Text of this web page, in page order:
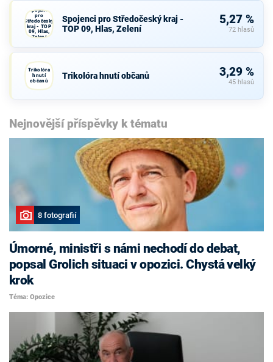
Spojenci
pro
Středočeský
kraj - TOP
09, Hlas,
Zelení
Spojenci pro Středočeský kraj -
TOP 09, Hlas, Zelení
5,27 %
72 hlasů
Trikolóra
hnutí
občanů
Trikolóra hnutí občanů 3,29 %
45 hlasů
Nejnovější příspěvky k tématu
8 fotografií
Úmorné, ministři s námi nechodí do debat,
popsal Grolich situaci v opozici. Chystá velký
krok
Téma: Opozice